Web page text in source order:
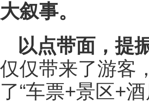
大叙事。
以点带面，提
仅仅带来了游客
了“车票+景区+